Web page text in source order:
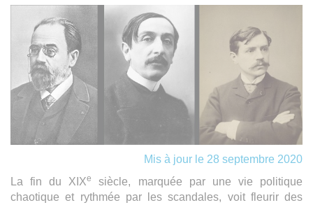
Mis à jour le 28 septembre 2020
La fin du XIXe
siècle, marquée par une vie politique
chaotique et rythmée par les scandales, voit fleurir des